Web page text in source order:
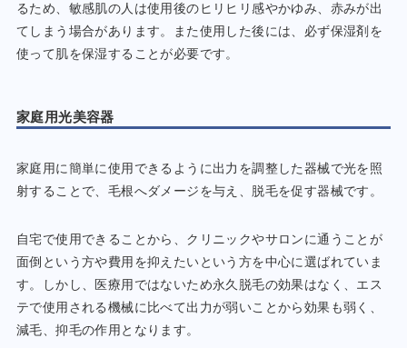
るため、敏感肌の人は使用後のヒリヒリ感やかゆみ、赤みが出
てしまう場合があります。また使用した後には、必ず保湿剤を
使って肌を保湿することが必要です。
家庭用光美容器
家庭用に簡単に使用できるように出力を調整した器械で光を照
射することで、毛根へダメージを与え、脱毛を促す器械です。
自宅で使用できることから、クリニックやサロンに通うことが
面倒という方や費用を抑えたいという方を中心に選ばれていま
す。しかし、医療用ではないため永久脱毛の効果はなく、エス
テで使用される機械に比べて出力が弱いことから効果も弱く、
減毛、抑毛の作用となります。